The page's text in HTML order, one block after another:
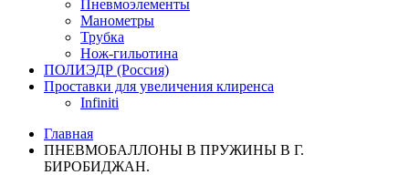
Пневмоэлементы
Манометры
Трубка
Нож-гильотина
ПОЛИЭДР (Россия)
Проставки для увеличения клиренса
Infiniti
Главная
ПНЕВМОБАЛЛОНЫ В ПРУЖИНЫ В Г.
БИРОБИДЖАН.